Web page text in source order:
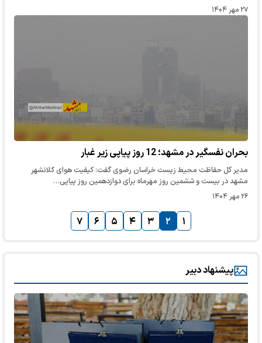
۲۷ مهر ۱۴۰۴
بحران نفسگیر در مشهد؛ 12 روز پیاپی زیر غبار
مدیر کل حفاظت محیط زیست خراسان رضوی گفت: کیفیت هوای کلانشهر
مشهد در بیست و ششمین روز مهرماه برای دوازدهمین روز پیاپی…
۲۶ مهر ۱۴۰۴
۱ ۲ ۳ ۴ ۵ ۶ ۷
پیشنهاد دبیر